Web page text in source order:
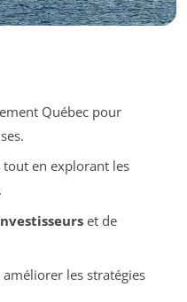
Québec pour
tout en explorant les
et de
les stratégies